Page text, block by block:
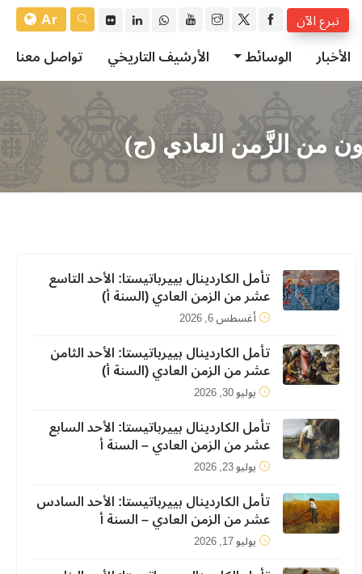
تبرع الآن
Ar
الأخبار الوسائط الأرشيف التاريخي تواصل معنا
من الزَّمن العادي (ج)
تأمل الكاردينال بييرباتيستا: الأحد التاسع
عشر من الزمن العادي (السنة أ)
أغسطس 6, 2026
تأمل الكاردينال بييرباتيستا: الأحد الثامن
عشر من الزمن العادي (السنة أ)
يوليو 30, 2026
تأمل الكاردينال بييرباتيستا: الأحد السابع
عشر من الزمن العادي – السنة أ
يوليو 23, 2026
تأمل الكاردينال بييرباتيستا: الأحد السادس
عشر من الزمن العادي – السنة أ
يوليو 17, 2026